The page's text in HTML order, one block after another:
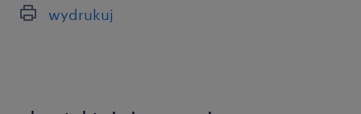
wydrukuj